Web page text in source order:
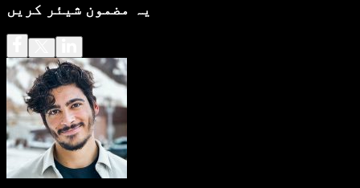
یہ مضمون شیئر کریں